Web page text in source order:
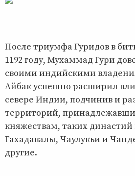
После триумфа Гуридов в
1192 году, Мухаммад Гури
своими индийскими
Айбак успешно расширил
севере Индии, подчинив и
территорий,
княжествам, таких
Гахадавалы, Чаулукьи и
другие.